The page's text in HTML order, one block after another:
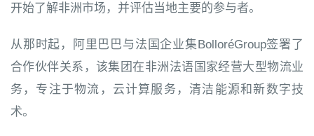
开始了解非洲市场，并评估当地主要的参与者。
从那时起，阿里巴巴与法国企业集BolloréGroup签署了
合作伙伴关系，该集团在非洲法语国家经营大型物流业
务，专注于物流，云计算服务，清洁能源和新数字技
术。